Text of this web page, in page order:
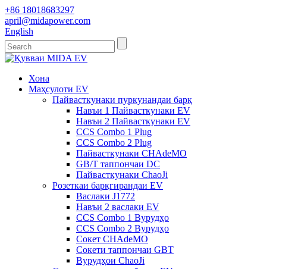
+86 18018683297
april@midapower.com
English
Хона
Маҳсулоти EV
Пайвасткунаки пуркунандаи барқ
Навъи 1 Пайвасткунаки EV
Навъи 2 Пайвасткунаки EV
CCS Combo 1 Plug
CCS Combo 2 Plug
Пайвасткунаки CHAdeMO
GB/T таппончаи DC
Пайвасткунаки ChaoJi
Розеткаи барқгирандаи EV
Васлаки J1772
Навъи 2 васлаки EV
CCS Combo 1 Вурудҳо
CCS Combo 2 Вурудҳо
Сокет CHAdeMO
Сокети таппончаи GBT
Вурудҳои ChaoJi